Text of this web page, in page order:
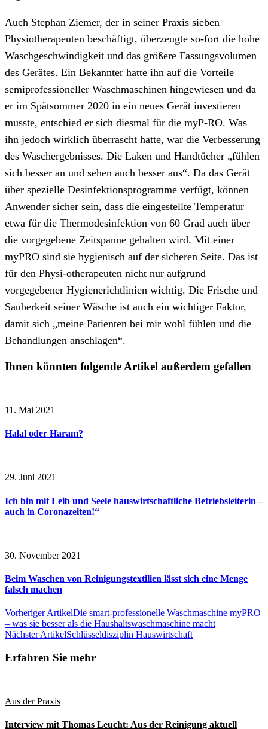
Auch Stephan Ziemer, der in seiner Praxis sieben
Physiotherapeuten beschäftigt, überzeugte so-fort die hohe
Waschgeschwindigkeit und das größere Fassungsvolumen
des Gerätes. Ein Bekannter hatte ihn auf die Vorteile
semiprofessioneller Waschmaschinen hingewiesen und da
er im Spätsommer 2020 in ein neues Gerät investieren
musste, entschied er sich diesmal für die myP-RO. Was
ihn jedoch wirklich überrascht hatte, war die Verbesserung
des Waschergebnisses. Die Laken und Handtücher „fühlen
sich besser an und sehen auch besser aus“. Da das Gerät
über spezielle Desinfektionsprogramme verfügt, können
Anwender sicher sein, dass die eingestellte Temperatur
etwa für die Thermodesinfektion von 60 Grad auch über
die vorgegebene Zeitspanne gehalten wird. Mit einer
myPRO sind sie hygienisch auf der sicheren Seite. Das ist
für den Physi-otherapeuten nicht nur aufgrund
vorgegebener Hygienerichtlinien wichtig. Die Frische und
Sauberkeit seiner Wäsche ist auch ein wichtiger Faktor,
damit sich „meine Patienten bei mir wohl fühlen und die
Behandlungen anschlagen“.
Ihnen könnten folgende Artikel außerdem gefallen
11. Mai 2021
Halal oder Haram?
29. Juni 2021
Ich bin mit Leib und Seele hauswirtschaftliche Betriebsleiterin –
auch in Coronazeiten!“
30. November 2021
Beim Waschen von Reinigungstextilien lässt sich eine Menge
falsch machen
Vorheriger ArtikelDie smart-professionelle Waschmaschine myPRO
– was sie besser als die Haushaltswaschmaschine macht
Nächster ArtikelSchlüsseldisziplin Hauswirtschaft
Erfahren Sie mehr
Aus der Praxis
Interview mit Thomas Leucht: Aus der Reinigung aktuell